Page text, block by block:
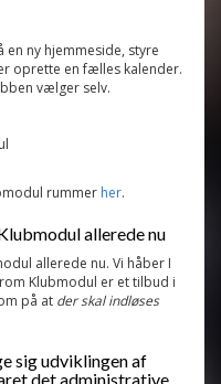
ny hjemmeside, styre
oprette en fælles kalender.
vælger selv.
rummer her.
allerede nu
allerede nu. Vi håber I
Klubmodul er et tilbud i
på at der skal indløses
sig udviklingen af
det administrative